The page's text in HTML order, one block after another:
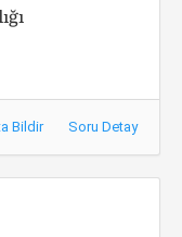
Bildir Soru Detay